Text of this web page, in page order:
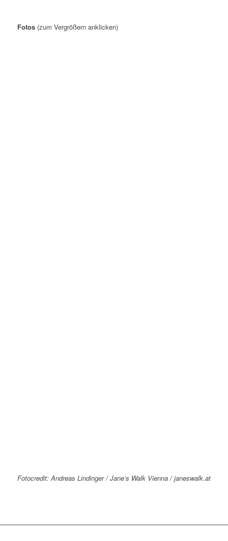
Fotos (zum Vergrößern anklicken)
Fotocredit: Andreas Lindinger / Jane’s Walk Vienna / janeswalk.at